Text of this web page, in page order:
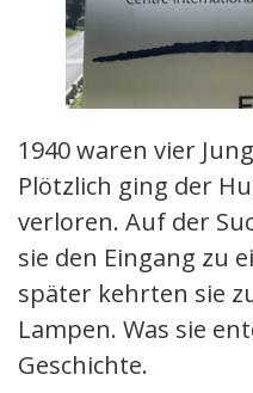
1940 waren vier
Plötzlich ging der
verloren. Auf der
sie den Eingang zu
später kehrten sie
Lampen. Was sie
Geschichte.